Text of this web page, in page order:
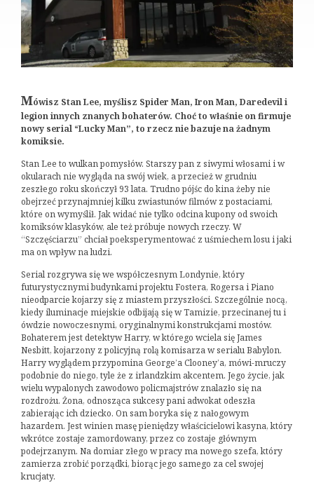
Mówisz Stan Lee, myślisz Spider Man, Iron Man, Daredevil i
legion innych znanych bohaterów. Choć to właśnie on firmuje
nowy serial “Lucky Man”, to rzecz nie bazuje na żadnym
komiksie.
Stan Lee to wulkan pomysłów. Starszy pan z siwymi włosami i w
okularach nie wygląda na swój wiek, a przecież w grudniu
zeszłego roku skończył 93 lata. Trudno pójśc do kina żeby nie
obejrzeć przynajmniej kilku zwiastunów filmów z postaciami,
które on wymyślił. Jak widać nie tylko odcina kupony od swoich
komiksów klasyków, ale też próbuje nowych rzeczy. W
“Szczęściarzu” chciał poeksperymentować z uśmiechem losu i jaki
ma on wpływ na ludzi.
Serial rozgrywa się we współczesnym Londynie, który
futurystycznymi budynkami projektu Fostera, Rogersa i Piano
nieodparcie kojarzy się z miastem przyszłości. Szczególnie nocą,
kiedy iluminacje miejskie odbijają się w Tamizie, przecinanej tu i
ówdzie nowoczesnymi, oryginalnymi konstrukcjami mostów.
Bohaterem jest detektyw Harry, w którego wciela się James
Nesbitt, kojarzony z policyjną rolą komisarza w serialu Babylon.
Harry wyglądem przypomina George’a Clooney’a, mówi-mruczy
podobnie do niego, tyle że z irlandzkim akcentem. Jego życie, jak
wielu wypalonych zawodowo policmajstrów znalazło się na
rozdrożu. Żona, odnosząca sukcesy pani adwokat odeszła
zabierając ich dziecko. On sam boryka się z nałogowym
hazardem. Jest winien masę pieniędzy właścicielowi kasyna, który
wkrótce zostaje zamordowany, przez co zostaje głównym
podejrzanym. Na domiar złego w pracy ma nowego szefa, który
zamierza zrobić porządki, biorąc jego samego za cel swojej
krucjaty.